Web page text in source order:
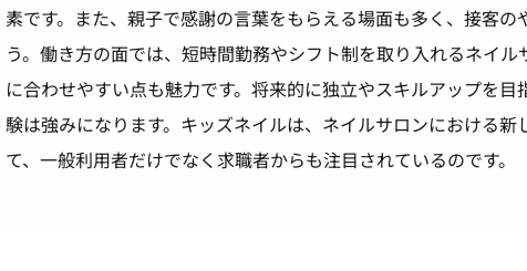
素です。また、親子で感謝の言葉をもらえる場面も多く、接客の
う。働き方の面では、短時間勤務やシフト制を取り入れるネイ
に合わせやすい点も魅力です。将来的に独立やスキルアップを
験は強みになります。キッズネイルは、ネイルサロンにおける新
て、一般利用者だけでなく求職者からも注目されているのです。